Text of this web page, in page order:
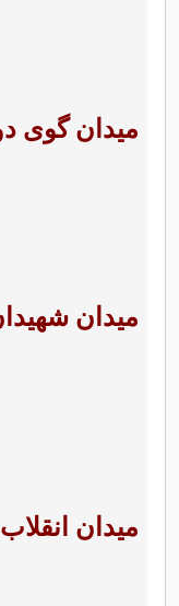
میدان گوی
میدان
میدان